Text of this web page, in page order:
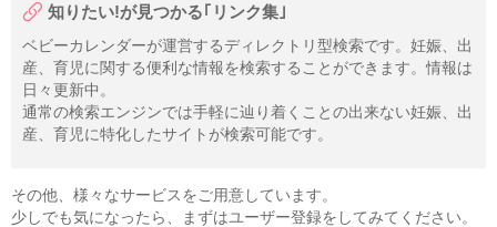
知りたい!が見つかる｢リンク集｣
ベビーカレンダーが運営するディレクトリ型検索です。妊娠、出
産、育児に関する便利な情報を検索することができます。情報は
日々更新中。
通常の検索エンジンでは手軽に辿り着くことの出来ない妊娠、出
産、育児に特化したサイトが検索可能です。
その他、様々なサービスをご用意しています。
少しでも気になったら、まずはユーザー登録をしてみてください。